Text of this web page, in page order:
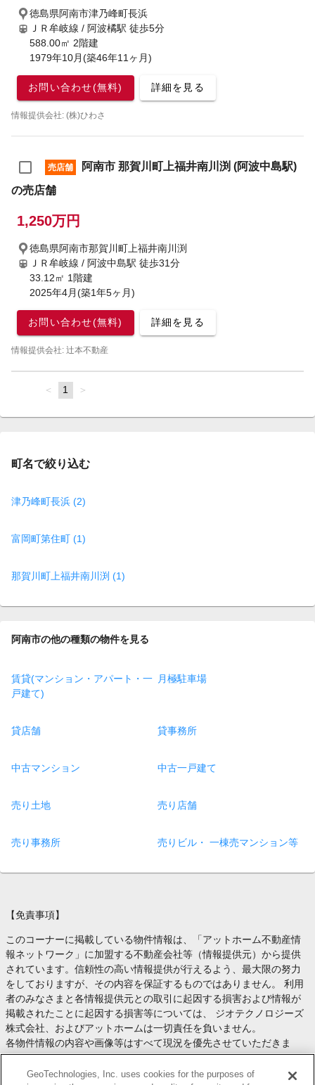
徳島県阿南市津乃峰町長浜
ＪＲ牟岐線 / 阿波橘駅 徒歩5分
588.00㎡ 2階建
1979年10月(築46年11ヶ月)
お問い合わせ(無料) 詳細を見る
情報提供会社: (株)ひわさ
売店舗
阿南市 那賀川町上福井南川渕 (阿波中島駅)
の売店舗
1,250万円
徳島県阿南市那賀川町上福井南川渕
ＪＲ牟岐線 / 阿波中島駅 徒歩31分
33.12㎡ 1階建
2025年4月(築1年5ヶ月)
お問い合わせ(無料) 詳細を見る
情報提供会社: 辻本不動産
page
You're
page
1 page
町名で絞り込む
津乃峰町長浜 (2)
富岡町第住町 (1)
那賀川町上福井南川渕 (1)
阿南市の他の種類の物件を見る
賃貸(マンション・アパート・一
戸建て)
月極駐車場
貸店舗 貸事務所
中古マンション 中古一戸建て
売り土地 売り店舗
売り事務所 売りビル・ 一棟売マンション等
【免責事項】
このコーナーに掲載している物件情報は、「アットホーム不動産情
報ネットワーク」に加盟する不動産会社等（情報提供元）から提供
されています。信頼性の高い情報提供が行えるよう、最大限の努力
をしておりますが、その内容を保証するものではありません。 利用
者のみなさまと各情報提供元との取引に起因する損害および情報が
掲載されたことに起因する損害等については、 ジオテクノロジーズ
株式会社、およびアットホームは一切責任を負いません。
各物件情報の内容や画像等はすべて現況を優先させていただきま
す。
お取引等（お取引の準備、資金調達等を含みます）の際には、内容
GeoTechnologies, Inc. uses cookies for the purposes of